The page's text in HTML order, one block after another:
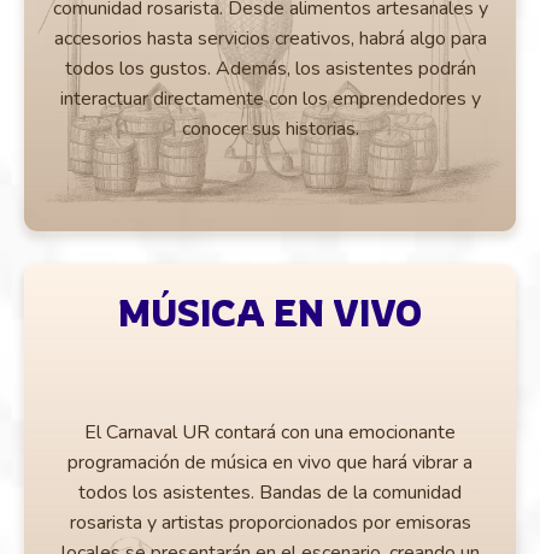
comunidad rosarista. Desde alimentos artesanales y
accesorios hasta servicios creativos, habrá algo para
todos los gustos. Además, los asistentes podrán
interactuar directamente con los emprendedores y
conocer sus historias.
MÚSICA EN VIVO
El Carnaval UR contará con una emocionante
programación de música en vivo que hará vibrar a
todos los asistentes. Bandas de la comunidad
rosarista y artistas proporcionados por emisoras